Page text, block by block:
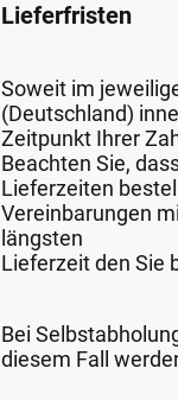
Lieferfristen
Soweit im
(Deutschland)
Zeitpunkt Ihrer
Beachten Sie,
Lieferzeiten
Vereinbarungen
längsten
Lieferzeit den Sie
Bei
diesem Fall